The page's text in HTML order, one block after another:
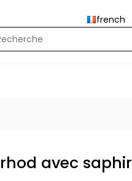
french
avec saphir